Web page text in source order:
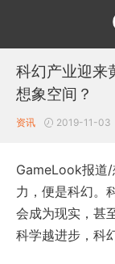
科幻产业迎来
想象空间？
资讯 2019-11-03
GameLook报道/
力，便是科幻。
会成为现实，甚
科学越进步，科